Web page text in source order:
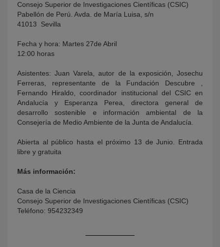
Consejo Superior de Investigaciones Científicas (CSIC)
Pabellón de Perú. Avda. de María Luisa, s/n
41013  Sevilla
Fecha y hora: Martes 27de Abril
12:00 horas
Asistentes: Juan Varela, autor de la exposición, Josechu
Ferreras, representante de la Fundación Descubre ,
Fernando Hiraldo, coordinador institucional del CSIC en
Andalucía y Esperanza Perea, directora general de
desarrollo sostenible e información ambiental de la
Consejería de Medio Ambiente de la Junta de Andalucía.
Abierta al público hasta el próximo 13 de Junio. Entrada
libre y gratuita
Más información:
Casa de la Ciencia
Consejo Superior de Investigaciones Científicas (CSIC)
Teléfono: 954232349